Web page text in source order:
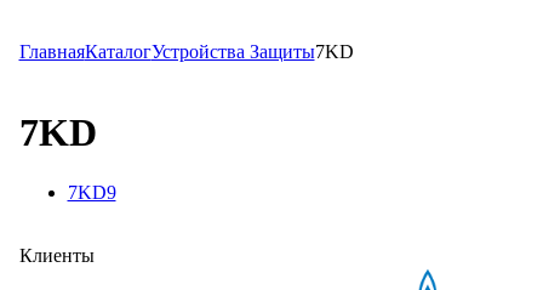
ГлавнаяКаталогУстройства Защиты7KD
7KD
7KD9
Клиенты